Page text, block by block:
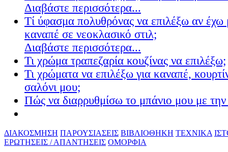
Διαβάστε περισσότερα...
Τί ύφασμα πολυθρόνας να επιλέξω αν έχω
καναπέ σε νεοκλασικό στιλ;
Διαβάστε περισσότερα...
Τι χρώμα τραπεζαρία κουζίνας να επιλέξω;
Τι χρώματα να επιλέξω για καναπέ,
σαλόνι μου;
Πώς να διαρρυθμίσω το μπάνιο μου με την
ΔΙΑΚΟΣΜΗΣΗ ΠΑΡΟΥΣΙΑΣΕΙΣ ΒΙΒΛΙΟΘΗΚΗ ΤΕΧΝΙΚΑ
ΕΡΩΤΗΣΕΙΣ / ΑΠΑΝΤΗΣΕΙΣ ΟΜΟΡΦΙΑ